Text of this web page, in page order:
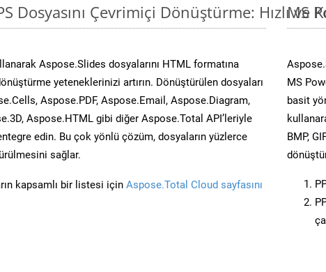
Dosyasını Çevrimiçi Dönüştürme: Hızlı ve
Aspose.Slides dosyalarını HTML formatına
yeteneklerinizi artırın. Dönüştürülen dosyaları
Aspose.PDF, Aspose.Email, Aspose.Diagram,
Aspose.HTML gibi diğer Aspose.Total API’leriyle
edin. Bu çok yönlü çözüm, dosyaların yüzlerce
sağlar.
kapsamlı bir listesi için Aspose.Total Cloud sayfasını
MS
MS
basit
BMP,